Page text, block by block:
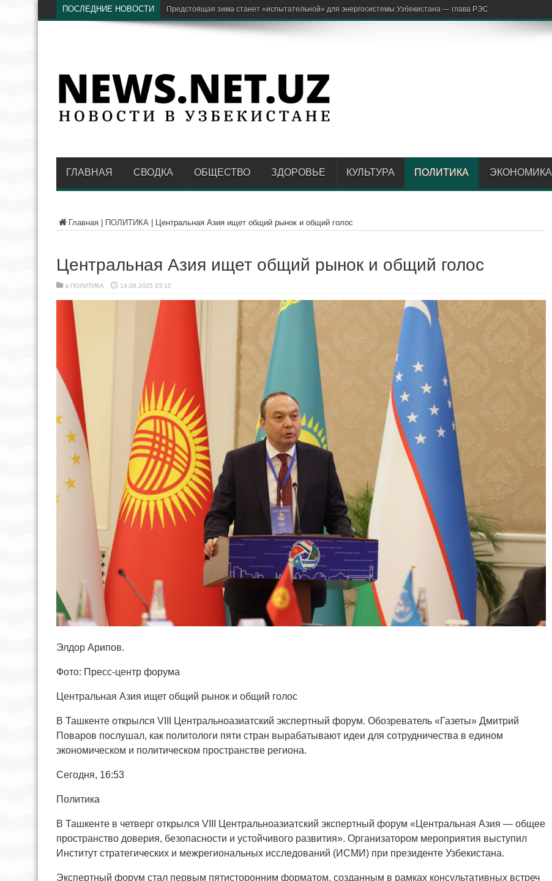
ПОСЛЕДНИЕ НОВОСТИ Бывший хоким Намангана Анваржон О
ГЛАВНАЯ СВОДКА ОБЩЕСТВО ЗДОРОВЬЕ КУЛЬТУРА ПОЛИТИКА ЭКОНОМИКА
Главная ПОЛИТИКА Центральная Азия ищет общий рынок и общий голос
Центральная Азия ищет общий рынок и общий голос
в ПОЛИТИКА 14.08.2025 23:10
Элдор Арипов.
Фото: Пресс-центр форума
Центральная Азия ищет общий рынок и общий голос
В Ташкенте открылся VIII Центральноазиатский экспертный форум. Обозреватель «Газеты» Дмитрий
Поваров послушал, как политологи пяти стран вырабатывают идеи для сотрудничества в едином
экономическом и политическом пространстве региона.
Сегодня, 16:53
Политика
В Ташкенте в четверг открылся VIII Центральноазиатский экспертный форум «Центральная Азия — общее
пространство доверия, безопасности и устойчивого развития». Организатором мероприятия выступил
Институт стратегических и межрегиональных исследований (ИСМИ) при президенте Узбекистана.
Экспертный форум стал первым пятисторонним форматом, созданным в рамках консультативных встреч